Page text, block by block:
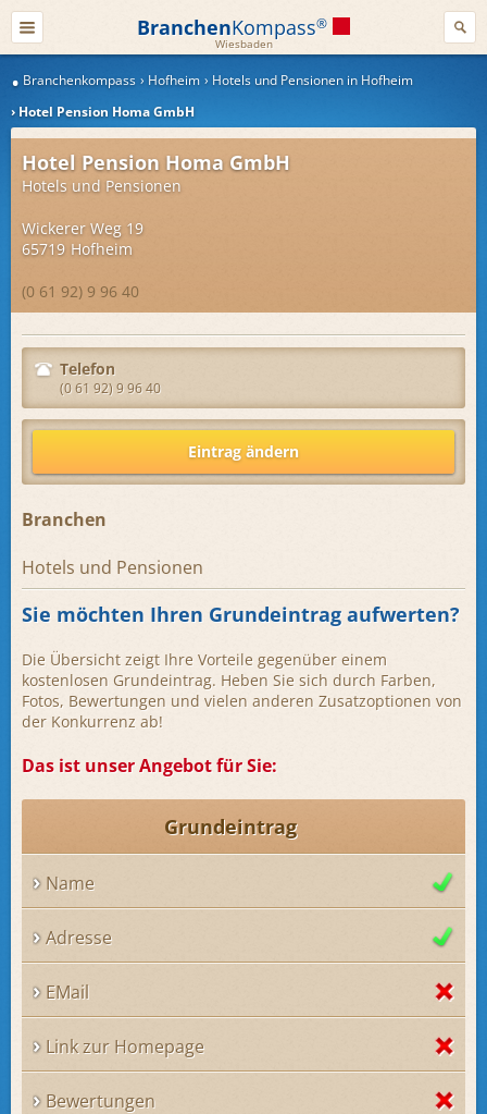
BranchenKompass®
Wiesbaden
Branchenkompass Hofheim
Hotels und Pensionen in Hofheim
Hotel Pension Homa GmbH
Hotel Pension Homa GmbH
Hotels und Pensionen
Wickerer Weg 19
65719 Hofheim
(0 61 92) 9 96 40
Telefon
(0 61 92) 9 96 40
Eintrag ändern
Branchen
Hotels und Pensionen
Sie möchten Ihren Grundeintrag aufwerten?
Die Übersicht zeigt Ihre Vorteile gegenüber einem
kostenlosen Grundeintrag. Heben Sie sich durch Farben,
Fotos, Bewertungen und vielen anderen Zusatzoptionen von
der Konkurrenz ab!
Das ist unser Angebot für Sie:
Grundeintrag
Name
Adresse
EMail
Link zur Homepage
Bewertungen